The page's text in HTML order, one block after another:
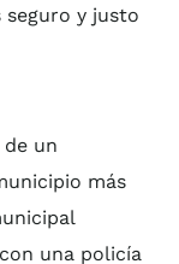
y justo
un
más
una policía